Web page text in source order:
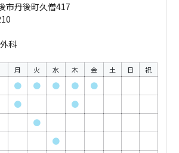
市丹後町久僧417
科
月 火 水 木 金 土 日 祝
● ● ● ●
●
●
●
●
●